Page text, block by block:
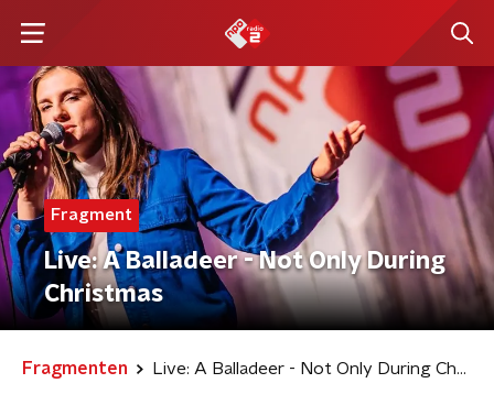
Fragment
Live: A Balladeer - Not Only During
Christmas
Fragmenten Live: A Balladeer - Not Only During Christmas